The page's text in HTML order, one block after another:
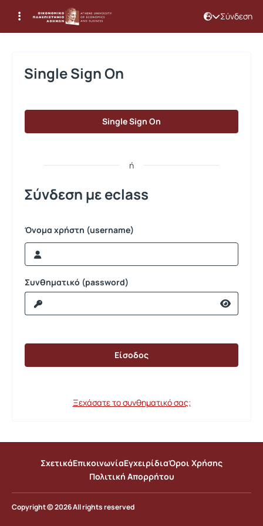
Σύνδεση
Σύνδεση
Single Sign On
Single Sign On
ή
Σύνδεση με eclass
Όνομα χρήστη (username)
Συνθηματικό (password)
Ξεχάσατε το συνθηματικό σας;
ΣχετικάΕπικοινωνίαΕγχειρίδιαΌροι Χρήσης
Πολιτική Απορρήτου
Copyright © 2026 All rights reserved